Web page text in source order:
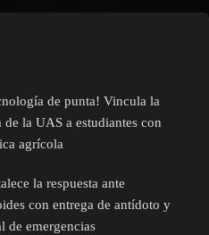
de punta! Vincula la
la UAS a estudiantes con
agrícola
la respuesta ante
con entrega de antídoto y
de emergencias